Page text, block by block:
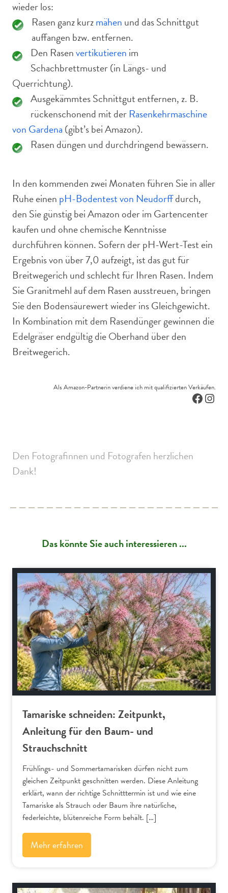
wieder los:
Rasen ganz kurzmähen und das Schnittgut
auffangen bzw. entfernen.
Den Rasenvertikutieren im
Schachbrettmuster (in Längs- und
Querrichtung).
Ausgekämmtes Schnittgut entfernen, z. B.
rückenschonend mit der Rasenkehrmaschine
von Gardena (gibt’s bei Amazon).
Rasen düngen und durchdringend bewässern.
In den kommenden zwei Monaten führen Sie in aller
Ruhe einen pH-Bodentest von Neudorffdurch,
den Sie günstig bei Amazon oder im Gartencenter
kaufen und ohne chemische Kenntnisse
durchführen können. Sofern der pH-Wert-Test ein
Ergebnis von über 7,0 aufzeigt, ist das gut für
Breitwegerich und schlecht für Ihren Rasen. Indem
Sie Granitmehl auf dem Rasen ausstreuen, bringen
Sie den Bodensäurewert wieder ins Gleichgewicht.
In Kombination mit dem Rasendünger gewinnen die
Edelgräser endgültig die Oberhand über den
Breitwegerich.
Als Amazon-Partnerin verdiene ich mit qualifizierten Verkäufen.
Den Fotografinnen und Fotografen herzlichen
Dank!
Das könnte Sie auch interessieren ...
Gartenpraxis
Tamariske schneiden: Zeitpunkt,
Anleitung für den Baum- und
Strauchschnitt
Frühlings- und Sommertamarisken dürfen nicht zum
gleichen Zeitpunkt geschnitten werden. Diese Anleitung
erklärt, wann der richtige Schnitttermin ist und wie eine
Tamariske als Strauch oder Baum ihre natürliche,
federleichte, blütenreiche Form behält. […]
Mehr erfahren